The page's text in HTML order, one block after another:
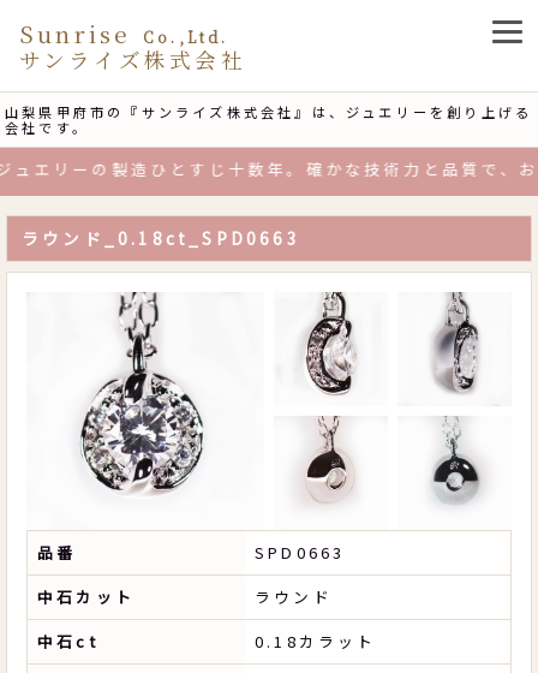
山梨県甲府市の『サンライズ株式会社』は、ジュエリーを創り上げる
会社です。
Sunrise Co.,Ltd.
サンライズ株式会社
エリーの製造ひとすじ十数年。確かな技術力と品質で、お
ラウンド_0.18ct_SPD0663
品番
SPD0663
中石カット
ラウンド
中石ct
0.18カラット